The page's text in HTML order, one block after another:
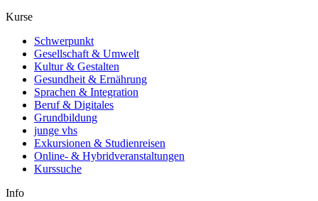
Kurse
Schwerpunkt
Gesellschaft & Umwelt
Kultur & Gestalten
Gesundheit & Ernährung
Sprachen & Integration
Beruf & Digitales
Grundbildung
junge vhs
Exkursionen & Studienreisen
Online- & Hybridveranstaltungen
Kurssuche
Info